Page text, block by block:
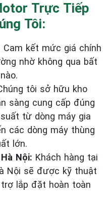
Trực Tiếp
Tôi:
Cam kết mức giá chính
nhờ không qua bất
tôi sở hữu kho
sàng cung cấp đúng
từ dòng máy gia
các dòng máy thùng
lớn.
Nội: Khách hàng tại
Nội sẽ được kỹ thuật
lắp đặt hoàn toàn